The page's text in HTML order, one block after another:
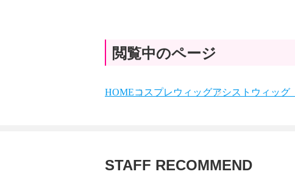
閲覧中のページ
HOMEコスプレウィッグアシストウィッグ
STAFF RECOMMEND